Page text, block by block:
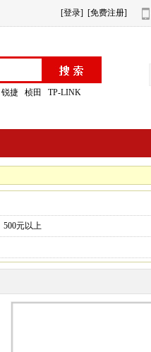
[登录] [免费注册]
锐捷 桢田 TP-LINK
500元以上